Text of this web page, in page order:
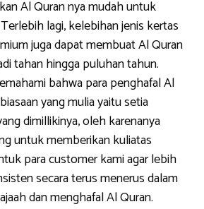
Al Quran nya mudah untuk
lagi, kelebihan jenis kertas
juga dapat membuat Al Quran
tahan hingga puluhan tahun.
bahwa para penghafal Al
yang mulia yaitu setia
dimillikinya, oleh karenanya
untuk memberikan kuliatas
para customer kami agar lebih
secara terus menerus dalam
dan menghafal Al Quran.